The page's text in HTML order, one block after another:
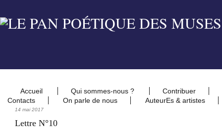
Accueil Qui sommes-nous ?
Contribuer
Contacts
On parle de nous AuteurEs & artistes
14 mai 2017
Lettre N°10